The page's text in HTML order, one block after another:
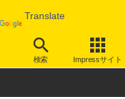
Translate
検索 Impressサイト